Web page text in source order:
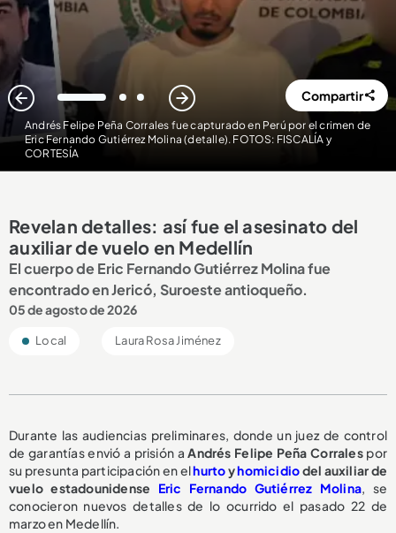
Andrés Felipe Peña Corrales fue capturado en Perú por el crimen de
Eric Fernando Gutiérrez Molina (detalle). FOTOS: FISCALÍA y
CORTESÍA
1 2 3 Compartir
Revelan detalles: así fue el asesinato del
auxiliar de vuelo en Medellín
El cuerpo de Eric Fernando Gutiérrez Molina fue
encontrado en Jericó, Suroeste antioqueño.
05 de agosto de 2026
Local Laura Rosa Jiménez
Durante las audiencias preliminares, donde un juez de control
de garantías envió a prisión aAndrés Felipe Peña Corralespor
su presunta participación en elhurtoyhomicidiodel auxiliar de
vuelo estadounidense Eric Fernando Gutiérrez Molina, se
conocieron nuevos detalles de lo ocurrido el pasado 22 de
marzo en Medellín.